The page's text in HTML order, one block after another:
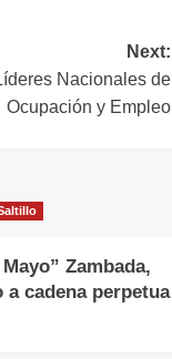
Next:
Nacionales de
Ocupación y Empleo
Zambada,
a cadena perpetua